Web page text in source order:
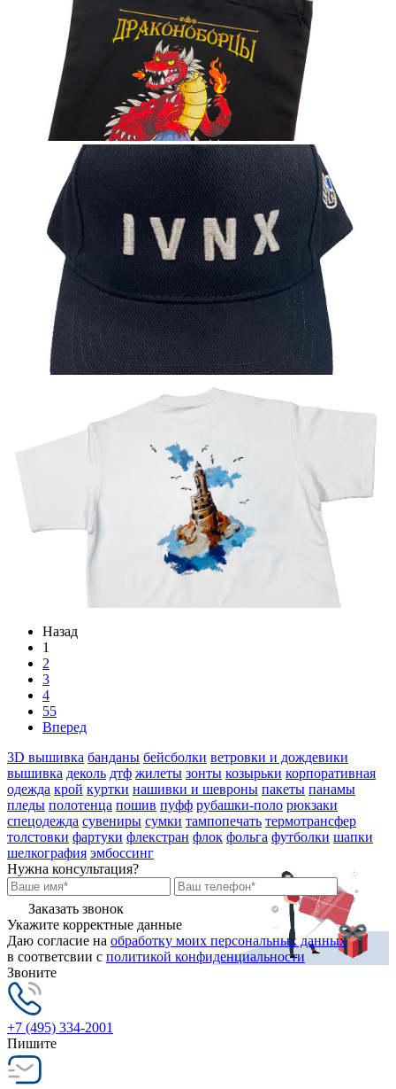
Назад
1
2
3
4
55
Вперед
3D вышивка банданы бейсболки ветровки и дождевики
вышивка деколь дтф жилеты зонты козырьки корпоративная
одежда крой куртки нашивки и шевроны пакеты панамы
пледы полотенца пошив пуфф рубашки-поло рюкзаки
спецодежда сувениры сумки тампопечать термотрансфер
толстовки фартуки флекстран флок фольга футболки шапки
шелкография эмбоссинг
Нужна консультация?
Заказать звонок
Укажите корректные данные
Даю согласие на обработку моих персональных данных
в соответсвии с политикой конфиденциальности
Звоните
+7 (495) 334-2001
Пишите